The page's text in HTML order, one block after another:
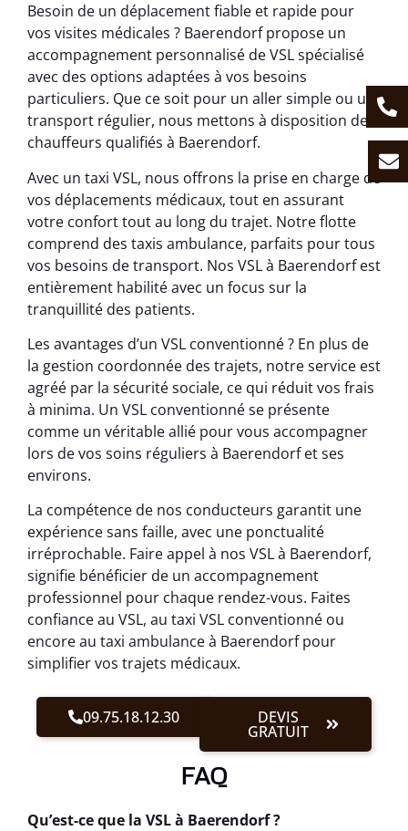
Besoin de un déplacement fiable et rapide pour
vos visites médicales ? Baerendorf propose un
accompagnement personnalisé de VSL spécialisé
avec des options adaptées à vos besoins
particuliers. Que ce soit pour un aller simple ou un
transport régulier, nous mettons à disposition des
chauffeurs qualifiés à Baerendorf.
Avec un taxi VSL, nous offrons la prise en charge de
vos déplacements médicaux, tout en assurant
votre confort tout au long du trajet. Notre flotte
comprend des taxis ambulance, parfaits pour tous
vos besoins de transport. Nos VSL à Baerendorf est
entièrement habilité avec un focus sur la
tranquillité des patients.
Les avantages d’un VSL conventionné ? En plus de
la gestion coordonnée des trajets, notre service est
agréé par la sécurité sociale, ce qui réduit vos frais
à minima. Un VSL conventionné se présente
comme un véritable allié pour vous accompagner
lors de vos soins réguliers à Baerendorf et ses
environs.
La compétence de nos conducteurs garantit une
expérience sans faille, avec une ponctualité
irréprochable. Faire appel à nos VSL à Baerendorf,
signifie bénéficier de un accompagnement
professionnel pour chaque rendez-vous. Faites
confiance au VSL, au taxi VSL conventionné ou
encore au taxi ambulance à Baerendorf pour
simplifier vos trajets médicaux.
09.75.18.12.30 DEVIS
GRATUIT
FAQ
Qu’est-ce que la VSL à Baerendorf ?